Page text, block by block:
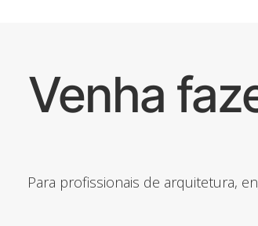
Venha
Para profissionais de arquitetura,